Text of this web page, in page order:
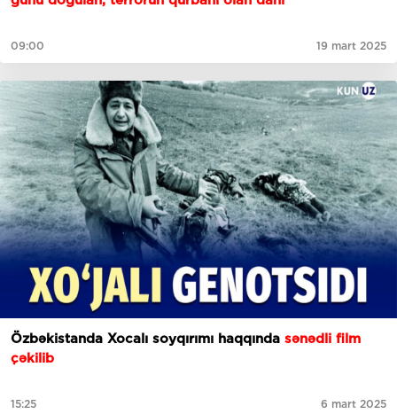
09:00 19 mart 2025
Özbəkistanda Xocalı soyqırımı haqqında sənədli film
çəkilib
15:25 6 mart 2025